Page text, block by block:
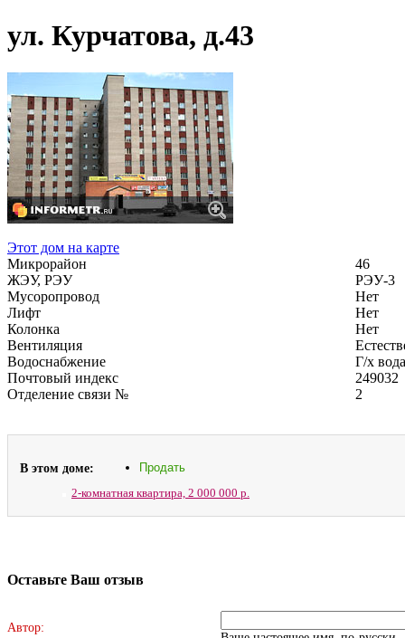
ул. Курчатова, д.43
Этот дом на карте
Микрорайон
46
ЖЭУ, РЭУ
РЭУ-3
Мусоропровод
Нет
Лифт
Нет
Колонка
Нет
Вентиляция
Водоснабжение
Г/х вода
Почтовый индекс
249032
Отделение связи №
2
В этом доме: Продать
2-комнатная квартира, 2 000 000 р.
Оставьте Ваш отзыв
Автор: